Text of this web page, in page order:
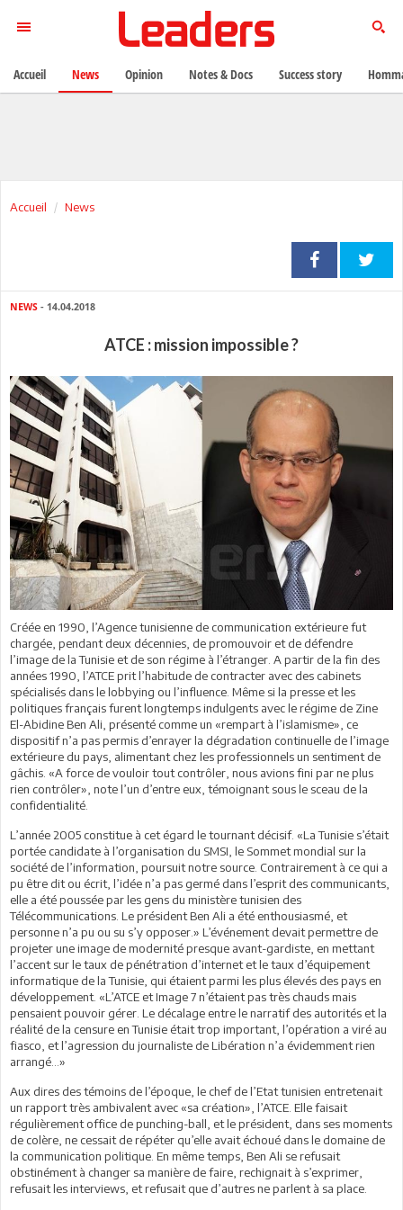
Accueil News
NEWS - 14.04.2018
ATCE : mission impossible ?
Créée en 1990, l’Agence tunisienne de communication extérieure fut
chargée, pendant deux décennies, de promouvoir et de défendre
l’image de la Tunisie et de son régime à l’étranger. A partir de la fin des
années 1990, l’ATCE prit l’habitude de contracter avec des cabinets
spécialisés dans le lobbying ou l’influence. Même si la presse et les
politiques français furent longtemps indulgents avec le régime de Zine
El-Abidine Ben Ali, présenté comme un «rempart à l’islamisme», ce
dispositif n’a pas permis d’enrayer la dégradation continuelle de l’image
extérieure du pays, alimentant chez les professionnels un sentiment de
gâchis. «A force de vouloir tout contrôler, nous avions fini par ne plus
rien contrôler», note l’un d’entre eux, témoignant sous le sceau de la
confidentialité.
L’année 2005 constitue à cet égard le tournant décisif. «La Tunisie s’était
portée candidate à l’organisation du SMSI, le Sommet mondial sur la
société de l’information, poursuit notre source. Contrairement à ce qui a
pu être dit ou écrit, l’idée n’a pas germé dans l’esprit des communicants,
elle a été poussée par les gens du ministère tunisien des
Télécommunications. Le président Ben Ali a été enthousiasmé, et
personne n’a pu ou su s’y opposer.» L’événement devait permettre de
projeter une image de modernité presque avant-gardiste, en mettant
l’accent sur le taux de pénétration d’internet et le taux d’équipement
informatique de la Tunisie, qui étaient parmi les plus élevés des pays en
développement. «L’ATCE et Image 7 n’étaient pas très chauds mais
pensaient pouvoir gérer. Le décalage entre le narratif des autorités et la
réalité de la censure en Tunisie était trop important, l’opération a viré au
fiasco, et l’agression du journaliste de Libération n’a évidemment rien
arrangé…»
Aux dires des témoins de l’époque, le chef de l’Etat tunisien entretenait
un rapport très ambivalent avec «sa création», l’ATCE. Elle faisait
régulièrement office de punching-ball, et le président, dans ses moments
de colère, ne cessait de répéter qu’elle avait échoué dans le domaine de
la communication politique. En même temps, Ben Ali se refusait
obstinément à changer sa manière de faire, rechignait à s’exprimer,
refusait les interviews, et refusait que d’autres ne parlent à sa place.
Accueil News Opinion Notes & Docs Success story